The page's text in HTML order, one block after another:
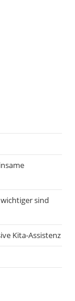
sind
Kita-Assistenz